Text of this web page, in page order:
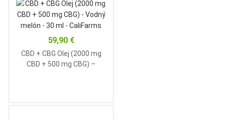
59,90 €
CBD + CBG Olej (2000 mg
CBD + 500 mg CBG) –